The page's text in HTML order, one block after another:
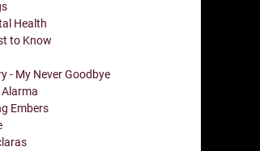
Health
to Know
- My Never Goodbye
Embers